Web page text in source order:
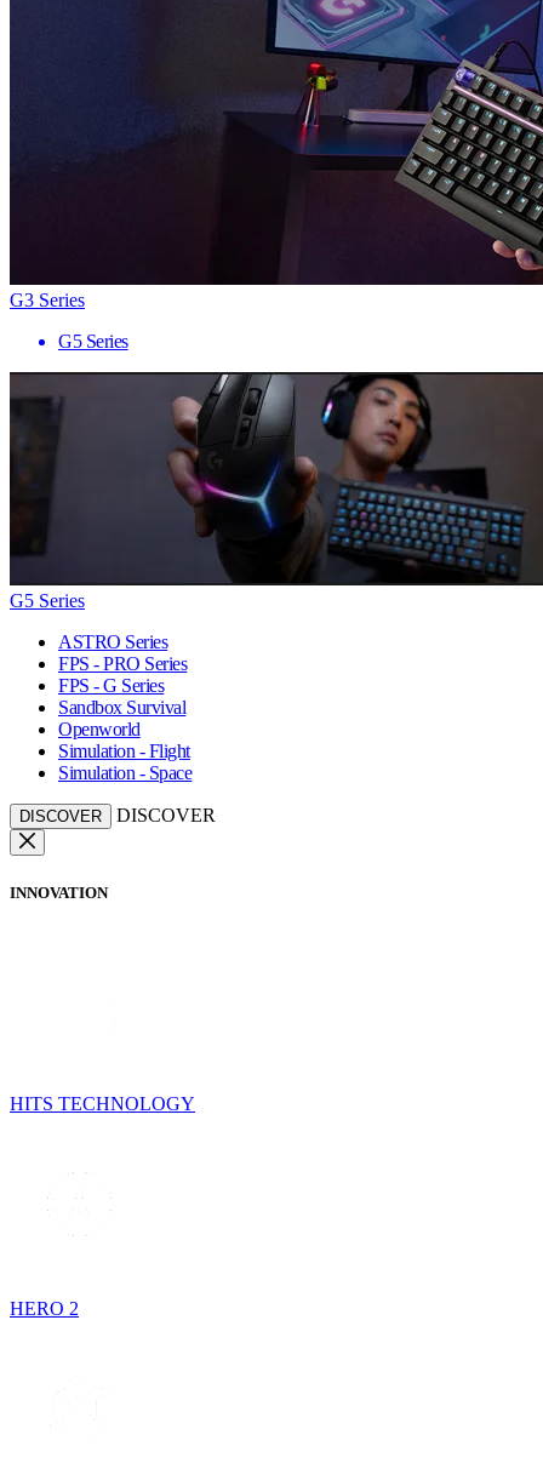
G3 Series
G5 Series
G5 Series
ASTRO Series
FPS - PRO Series
FPS - G Series
Sandbox Survival
Openworld
Simulation - Flight
Simulation - Space
DISCOVER DISCOVER
INNOVATION
HITS TECHNOLOGY
HERO 2